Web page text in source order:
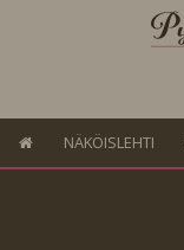
NÄKÖISLEHTI